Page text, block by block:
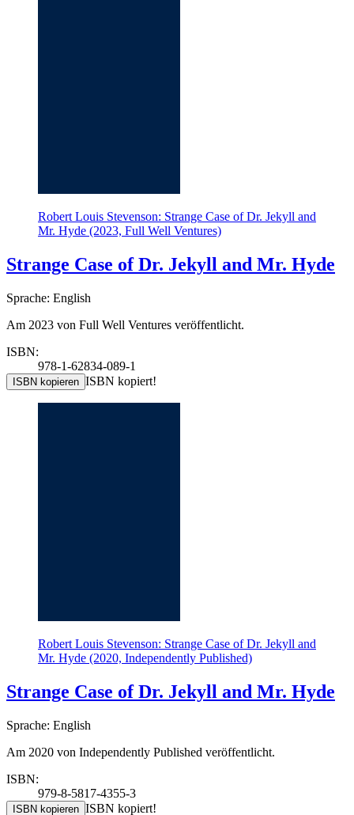
Robert Louis Stevenson: Strange Case of Dr. Jekyll and
Mr. Hyde (2023, Full Well Ventures)
Strange Case of Dr. Jekyll and Mr. Hyde
Sprache: English
Am 2023 von Full Well Ventures veröffentlicht.
ISBN:
978-1-62834-089-1
ISBN kopieren ISBN kopiert!
Robert Louis Stevenson: Strange Case of Dr. Jekyll and
Mr. Hyde (2020, Independently Published)
Strange Case of Dr. Jekyll and Mr. Hyde
Sprache: English
Am 2020 von Independently Published veröffentlicht.
ISBN:
979-8-5817-4355-3
ISBN kopieren ISBN kopiert!